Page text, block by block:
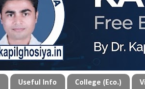
Useful Info College (Eco.)